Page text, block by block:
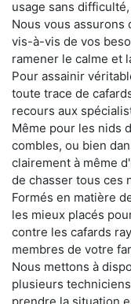
usage sans
Nous vous
vis-à-vis de vos
ramener le calme et
Pour assainir
toute trace de
recours aux
Même pour les nids
combles, ou bien
clairement à même
de chasser tous ces
Formés en matière
les mieux placés
contre les cafards
membres de votre
Nous mettons à
plusieurs